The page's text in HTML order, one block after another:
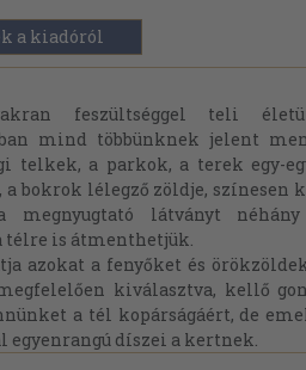
a kiadóról
feszültséggel teli
mind többünknek jelent
telkek, a parkok, a terek egy-
a bokrok lélegző zöldje, színesen
megnyugtató látványt
télre is átmenthetjük.
azokat a fenyőket és
kiválasztva, kellő
a tél kopárságáért, de
díszei a kertnek.